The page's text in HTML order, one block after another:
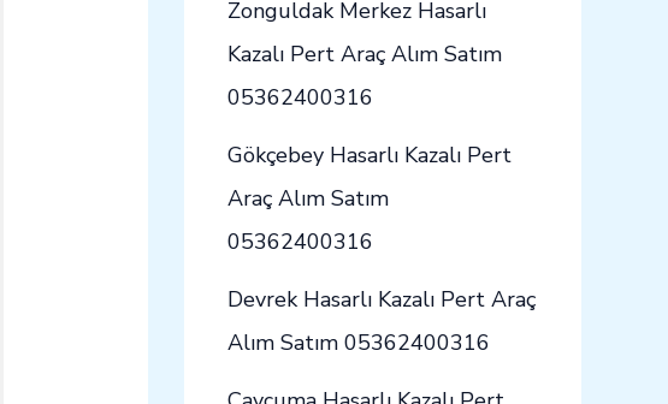
Zonguldak Merkez Hasarlı
Kazalı Pert Araç Alım Satım
05362400316
Gökçebey Hasarlı Kazalı Pert
Araç Alım Satım
05362400316
Devrek Hasarlı Kazalı Pert Araç
Alım Satım 05362400316